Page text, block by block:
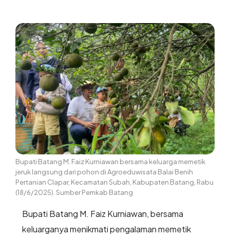
Bupati Batang M. Faiz Kurniawan bersama keluarga memetik
jeruk langsung dari pohon di Agroeduwisata Balai Benih
Pertanian Clapar, Kecamatan Subah, Kabupaten Batang, Rabu
(18/6/2025). Sumber Pemkab Batang
Bupati Batang M. Faiz Kurniawan, bersama
keluarganya menikmati pengalaman memetik